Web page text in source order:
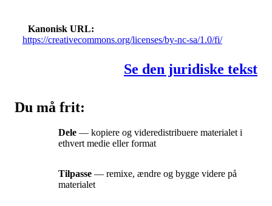
Kanonisk URL
https://creativecommons.org/licenses/by-nc-sa/1.0/fi/
Se den juridiske tekst
Du må frit:
Dele — kopiere og videredistribuere materialet i
ethvert medie eller format
Tilpasse — remixe, ændre og bygge videre på
materialet